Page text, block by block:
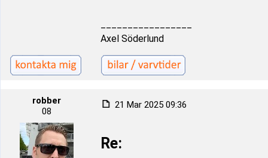
Axel Söderlund
robber
08
21 Mar 2025 09:36
Re: